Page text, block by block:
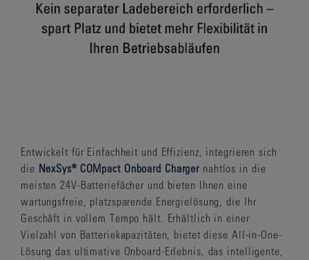
Entwickelt für Einfachheit und Effizienz, integrieren sich
die NexSys® COMpact Onboard Charger nahtlos in die
meisten 24V-Batteriefächer und bieten Ihnen eine
wartungsfreie, platzsparende Energielösung, die Ihr
Geschäft in vollem Tempo hält. Erhältlich in einer
Vielzahl von Batteriekapazitäten, bietet diese All-in-One-
Lösung das ultimative Onboard-Erlebnis, das intelligente,